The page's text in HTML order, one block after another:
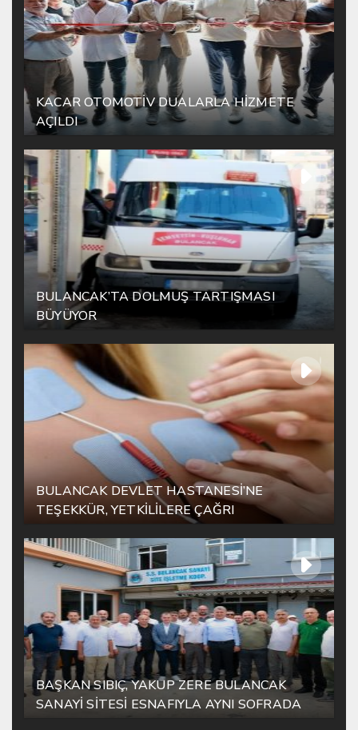
KACAR OTOMOTİV DUALARLA HİZMETE
AÇILDI
BULANCAK’TA DOLMUŞ TARTIŞMASI
BÜYÜYOR
BULANCAK DEVLET HASTANESİ’NE
TEŞEKKÜR, YETKİLİLERE ÇAĞRI
BAŞKAN SIBIÇ, YAKUP ZERE BULANCAK
SANAYİ SİTESİ ESNAFIYLA AYNI SOFRADA